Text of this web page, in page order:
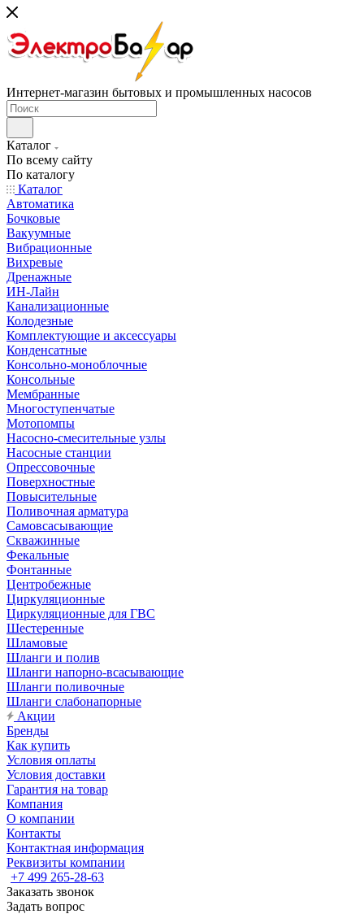
Интернет-магазин бытовых и промышленных насосов
Каталог
По всему сайту
По каталогу
Каталог
Автоматика
Бочковые
Вакуумные
Вибрационные
Вихревые
Дренажные
ИН-Лайн
Канализационные
Колодезные
Комплектующие и аксессуары
Конденсатные
Консольно-моноблочные
Консольные
Мембранные
Многоступенчатые
Мотопомпы
Насосно-смесительные узлы
Насосные станции
Опрессовочные
Поверхностные
Повысительные
Поливочная арматура
Самовсасывающие
Скважинные
Фекальные
Фонтанные
Центробежные
Циркуляционные
Циркуляционные для ГВС
Шестеренные
Шламовые
Шланги и полив
Шланги напорно-всасывающие
Шланги поливочные
Шланги слабонапорные
Акции
Бренды
Как купить
Условия оплаты
Условия доставки
Гарантия на товар
Компания
О компании
Контакты
Контактная информация
Реквизиты компании
+7 499 265-28-63
Заказать звонок
Задать вопрос